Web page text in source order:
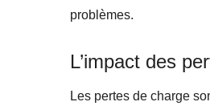
problèmes.
L’impact des
Les pertes de charge